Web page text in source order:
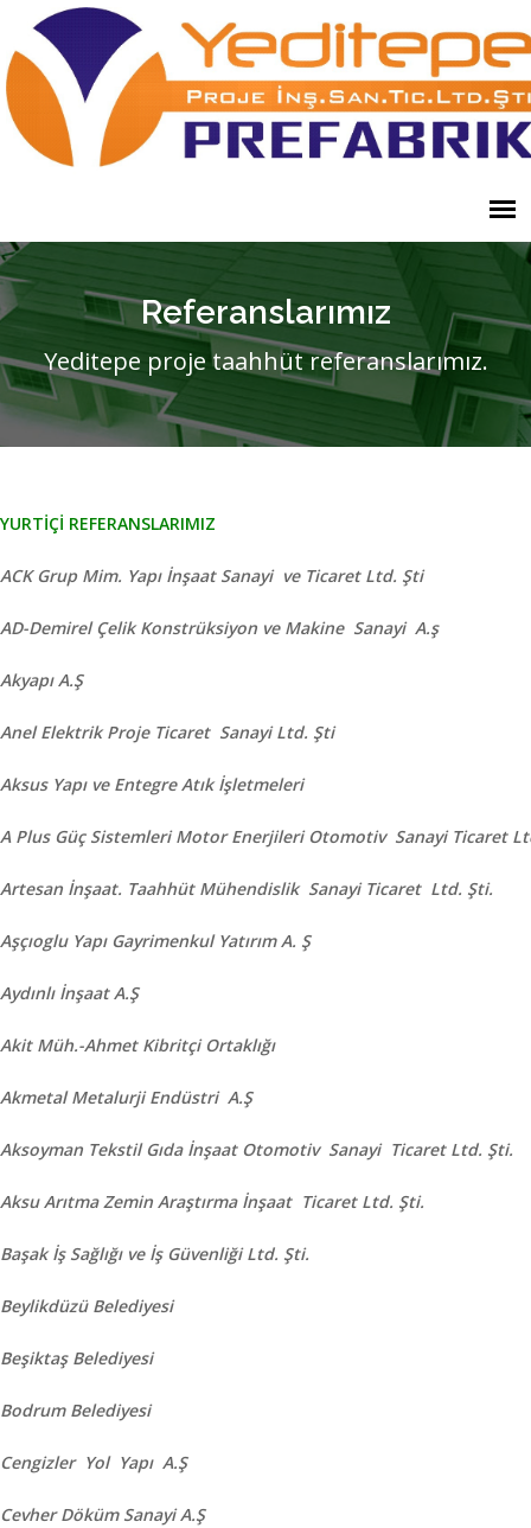
Referanslarımız
Yeditepe proje taahhüt referanslarımız.
YURTİÇİ REFERANSLARIMIZ
ACK Grup Mim. Yapı İnşaat Sanayi ve Ticaret Ltd. Şti
AD-Demirel Çelik Konstrüksiyon ve Makine Sanayi A.ş
Akyapı A.Ş
Anel Elektrik Proje Ticaret Sanayi Ltd. Şti
Aksus Yapı ve Entegre Atık İşletmeleri
A Plus Güç Sistemleri Motor Enerjileri Otomotiv Sanayi Ticaret
Artesan İnşaat. Taahhüt Mühendislik Sanayi Ticaret Ltd. Şti.
Aşçıoglu Yapı Gayrimenkul Yatırım A. Ş
Aydınlı İnşaat A.Ş
Akit Müh.-Ahmet Kibritçi Ortaklığı
Akmetal Metalurji Endüstri A.Ş
Aksoyman Tekstil Gıda İnşaat Otomotiv Sanayi Ticaret Ltd. Şti.
Aksu Arıtma Zemin Araştırma İnşaat Ticaret Ltd. Şti.
Başak İş Sağlığı ve İş Güvenliği Ltd. Şti.
Beylikdüzü Belediyesi
Beşiktaş Belediyesi
Bodrum Belediyesi
Cengizler Yol Yapı A.Ş
Cevher Döküm Sanayi A.Ş